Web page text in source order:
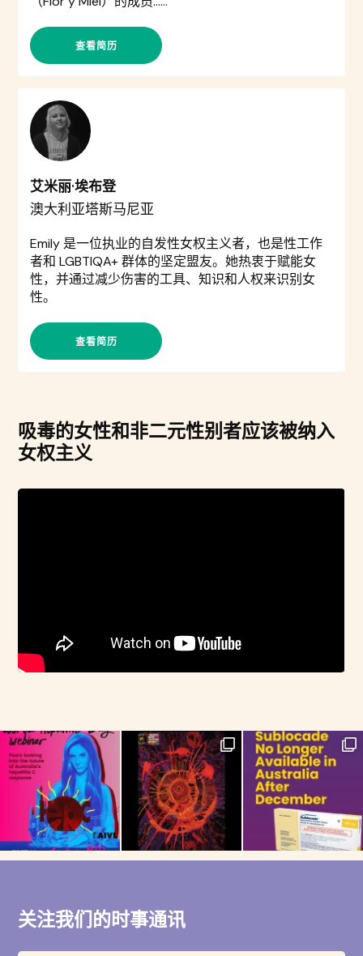
查看简历
艾米丽·埃布登
澳大利亚塔斯马尼亚
Emily 是一位执业的自发性女权主义者，也是性工作
者和 LGBTIQA+ 群体的坚定盟友。她热衷于赋能女
性，并通过减少伤害的工具、知识和人权来识别女
性。
查看简历
吸毒的女性和非二元性别者应该被纳入
女权主义
关注我们的时事通讯